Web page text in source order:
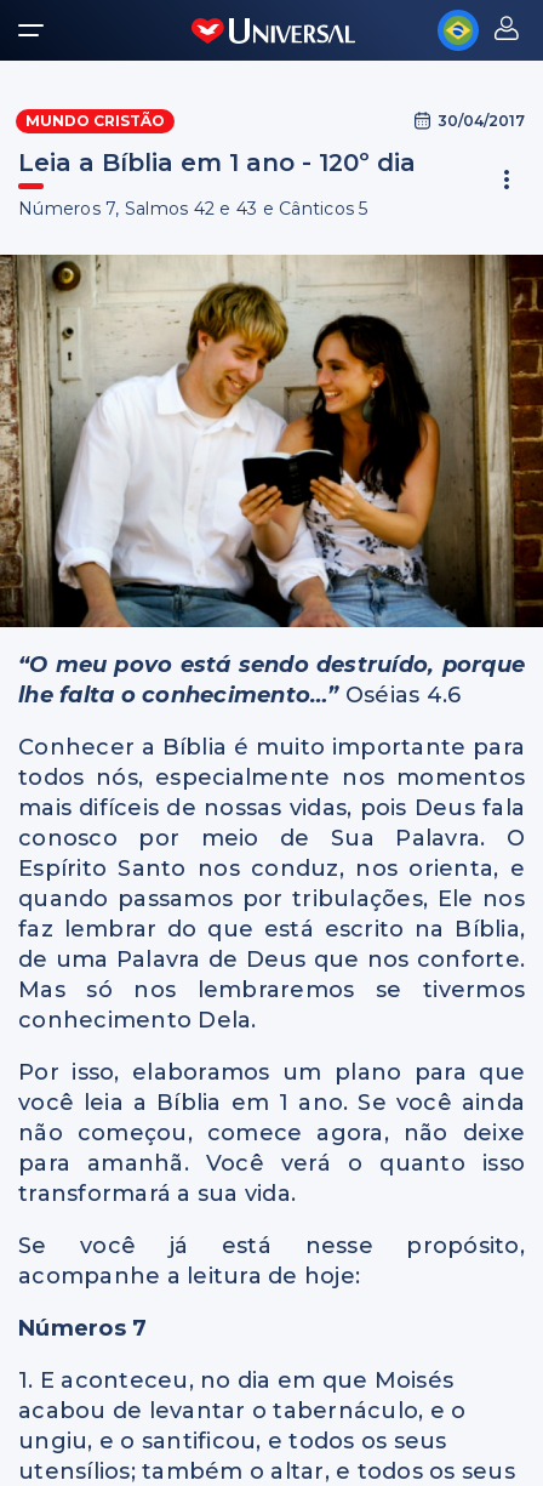
MUNDO CRISTÃO 30/04/2017
Leia a Bíblia em 1 ano - 120º dia
Números 7, Salmos 42 e 43 e Cânticos 5
“O meu povo está sendo destruído, porque
lhe falta o conhecimento…”Oséias 4.6
Conhecer a Bíblia é muito importante para
todos nós, especialmente nos momentos
mais difíceis de nossas vidas, pois Deus fala
conosco por meio de Sua Palavra. O
Espírito Santo nos conduz, nos orienta, e
quando passamos por tribulações, Ele nos
faz lembrar do que está escrito na Bíblia,
de uma Palavra de Deus que nos conforte.
Mas só nos lembraremos se tivermos
conhecimento Dela.
Por isso, elaboramos um plano para que
você leia a Bíblia em 1 ano. Se você ainda
não começou, comece agora, não deixe
para amanhã. Você verá o quanto isso
transformará a sua vida.
Se você já está nesse propósito,
acompanhe a leitura de hoje:
Números 7
1. E aconteceu, no dia em que Moisés
acabou de levantar o tabernáculo, e o
ungiu, e o santificou, e todos os seus
utensílios; também o altar, e todos os seus